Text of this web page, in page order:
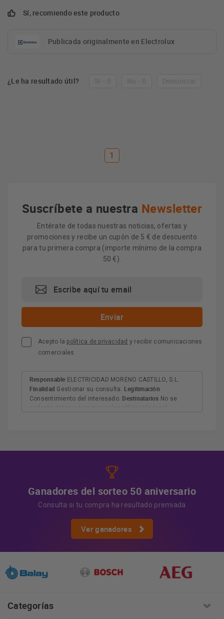
Sí, recomiendo este producto
Publicada originalmente en Electrolux
¿Le ha resultado útil?
1
Suscríbete a nuestra Newsletter
Entérate de todas nuestras noticias, ofertas y
promociones y recibe un cupón de 5 € de descuento
para tu primera compra (importe mínimo de la compra
50 €).
Acepto la política de privacidad y recibir comunicaciones
comerciales
Responsable ELECTRICIDAD MORENO CASTILLO, S.L.
Finalidad Gestionar su consulta. Legitimación
Consentimiento del interesado. Destinatarios No se
Ganadores del sorteo 50 aniversario
Consulta si tu compra ha resultado premiada
Ver ganadores
Categorías